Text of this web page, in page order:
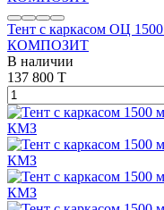
Тент с каркасом ОЦ
КОМПОЗИТ
В наличии
137 800 T